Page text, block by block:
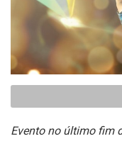
Evento no último fim